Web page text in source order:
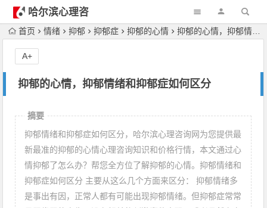
哈尔滨心理咨
询首页 情绪 抑郁 抑郁症 抑郁的心情 抑郁的心情，抑郁情绪和抑郁症如何区分
抑郁的心情，抑郁情绪和抑郁症如何区分
A+
摘要
抑郁情绪和抑郁症如何区分，哈尔滨心理咨询网为您提供最
新最准的抑郁的心情心理咨询知识和价格行情，本文通过心
情抑郁了怎么办？帮您全方位了解抑郁的心情。抑郁情绪和
抑郁症如何区分 主要从这么几个方面来区分： 抑郁情绪多
是事出有因，正常人都有可能出现抑郁情绪。但抑郁症常常